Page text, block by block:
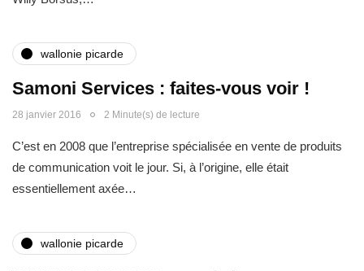
wallonie picarde
Samoni Services : faites-vous voir !
28 janvier 2016 2 Minute(s) de lecture
C’est en 2008 que l’entreprise spécialisée en vente de produits
de communication voit le jour. Si, à l’origine, elle était
essentiellement axée…
wallonie picarde